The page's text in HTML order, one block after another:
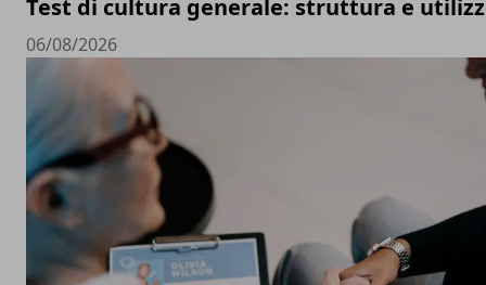
Test di cultura generale: struttura e
06/08/2026